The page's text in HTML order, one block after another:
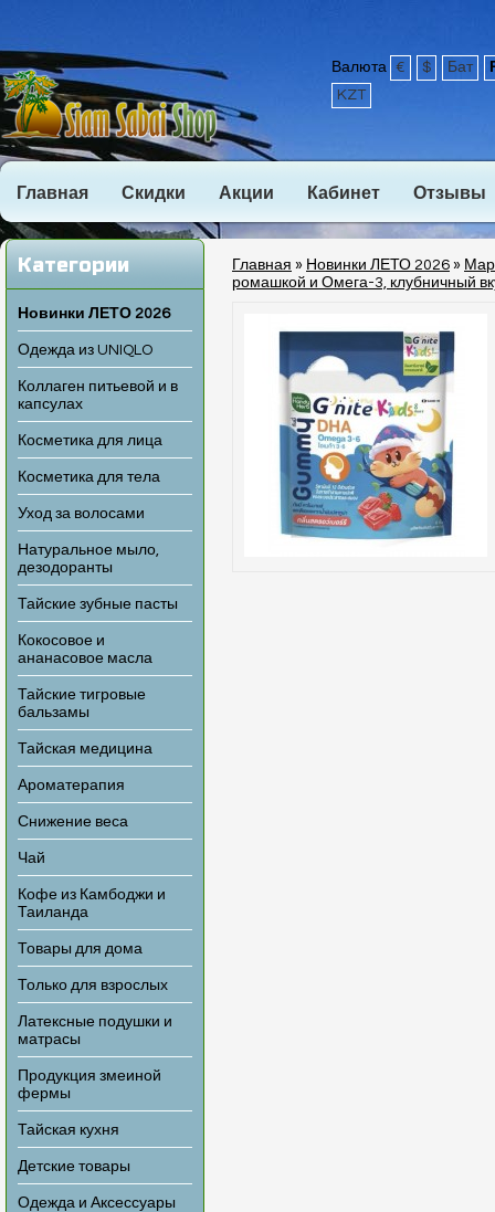
Валюта € $ Бат
KZT
Главная Скидки Акции Кабинет Отзывы
Категории
Новинки ЛЕТО 2026
Одежда из UNIQLO
Коллаген питьевой и в
капсулах
Косметика для лица
Косметика для тела
Уход за волосами
Натуральное мыло,
дезодоранты
Тайские зубные пасты
Кокосовое и
ананасовое масла
Тайские тигровые
бальзамы
Тайская медицина
Ароматерапия
Снижение веса
Чай
Кофе из Камбоджи и
Таиланда
Товары для дома
Только для взрослых
Латексные подушки и
матрасы
Продукция змеиной
фермы
Тайская кухня
Детские товары
Одежда и Аксессуары
Главная » Новинки ЛЕТО 2026 »
ромашкой и Омега-3, клубничный